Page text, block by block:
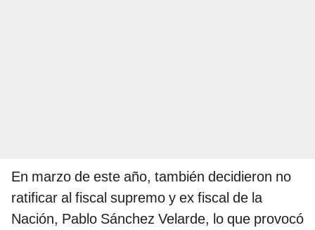
En marzo de este año, también decidieron no
ratificar al fiscal supremo y ex fiscal de la
Nación, Pablo Sánchez Velarde, lo que provocó